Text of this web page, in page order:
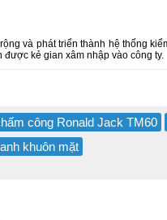
và phát triển thành hệ thống
kẻ gian xâm nhập vào công ty.
công Ronald Jack TM60
khuôn mặt